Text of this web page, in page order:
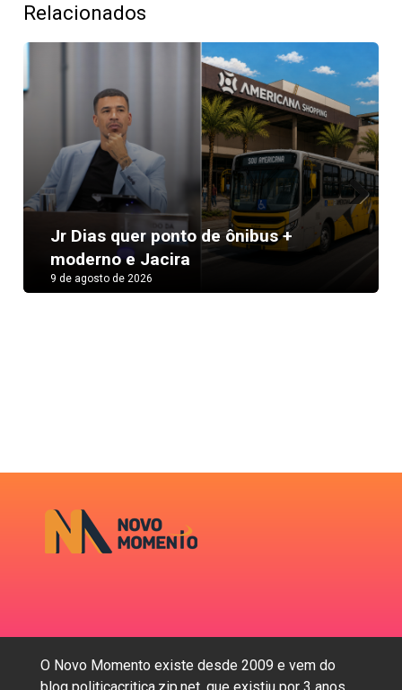
Relacionados
Jr Dias quer ponto de ônibus +
moderno e Jacira
9 de agosto de 2026
Next
O Novo Momento existe desde 2009 e vem do